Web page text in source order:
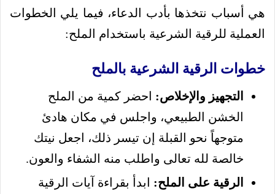
هي أسباب نتخذها بأدب الدعاء، فيما يلي الخطوات
العملية للرقية الشرعية باستخدام الملح:
خطوات الرقية الشرعية بالملح
التجهيز والإخلاص: احضر كمية من الملح
الخشن الطبيعي، واجلس في مكان هادئ
متوجهاً نحو القبلة إن تيسر ذلك، اجعل نيتك
خالصة لله تعالى واطلب منه الشفاء والعون.
الرقية على الملح: ابدأ بقراءة آيات الرقية